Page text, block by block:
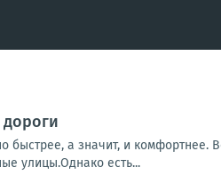
быстрее, а значит, и
улицы.Однако есть...